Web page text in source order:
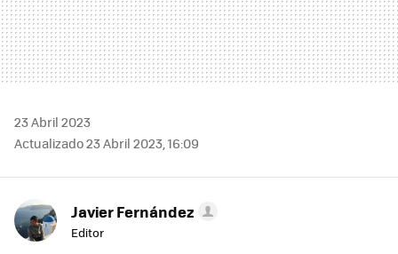
23 Abril 2023
Actualizado 23 Abril 2023, 16:09
Javier Fernández
Editor